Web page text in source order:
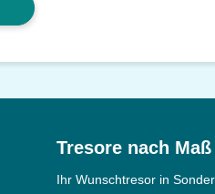
Tresore nach Maß
Ihr Wunschtresor in